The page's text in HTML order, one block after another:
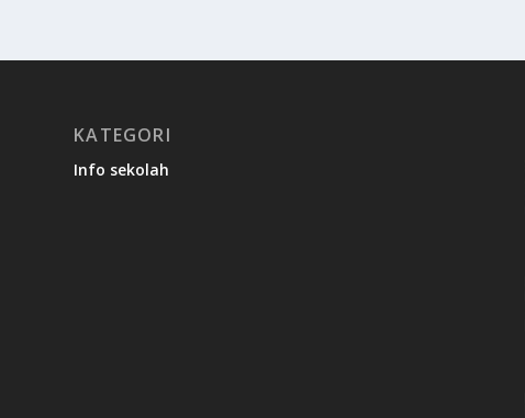
KATEGORI
Info sekolah